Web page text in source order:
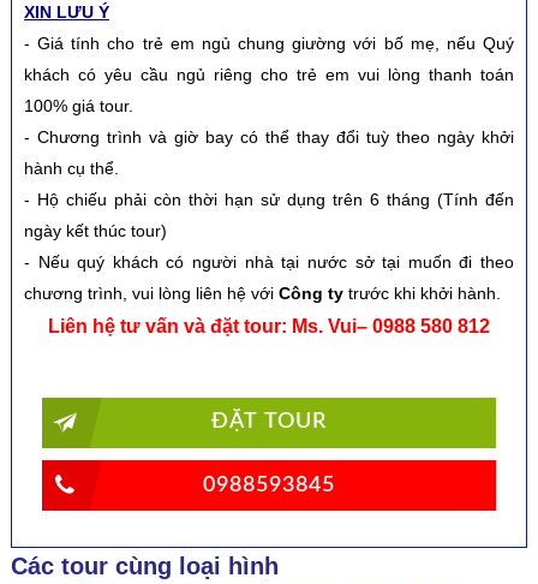
XIN LƯU Ý
- Giá tính cho trẻ em ngủ chung giường với bố mẹ, nếu Quý
khách có yêu cầu ngủ riêng cho trẻ em vui lòng thanh toán
100% giá tour.
- Chương trình và giờ bay có thể thay đổi tuỳ theo ngày khởi
hành cụ thể.
- Hộ chiếu phải còn thời hạn sử dụng trên 6 tháng (Tính đến
ngày kết thúc tour)
- Nếu quý khách có người nhà tại nước sở tại muốn đi theo
chương trình, vui lòng liên hệ với Công tytrước khi khởi hành.
Liên hệ tư vấn và đặt tour: Ms. Vui– 0988 580 812
ĐẶT TOUR
0988593845
Các tour cùng loại hình